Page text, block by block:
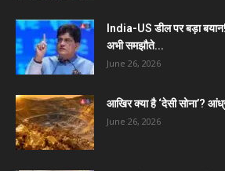
India-US डील पर बड़ा
अभी समझौते...
June 26, 2026
आखिर क्या है ‘देसी सोना’?
June 26, 2026